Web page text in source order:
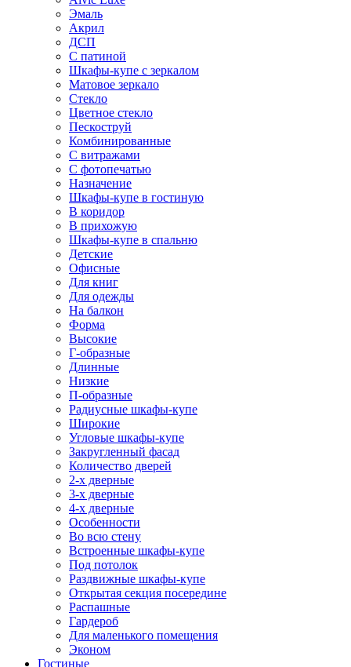
Эмаль
Акрил
ДСП
С патиной
Шкафы-купе с зеркалом
Матовое зеркало
Стекло
Цветное стекло
Пескоструй
Комбинированные
С витражами
С фотопечатью
Назначение
Шкафы-купе в гостиную
В коридор
В прихожую
Шкафы-купе в спальню
Детские
Офисные
Для книг
Для одежды
На балкон
Форма
Высокие
Г-образные
Длинные
Низкие
П-образные
Радиусные шкафы-купе
Широкие
Угловые шкафы-купе
Закругленный фасад
Количество дверей
2-х дверные
3-х дверные
4-х дверные
Особенности
Во всю стену
Встроенные шкафы-купе
Под потолок
Раздвижные шкафы-купе
Открытая секция посередине
Распашные
Гардероб
Для маленького помещения
Эконом
Гостиные